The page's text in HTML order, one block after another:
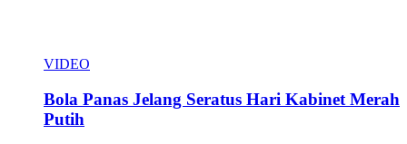
VIDEO
Bola Panas Jelang Seratus Hari Kabinet Merah
Putih